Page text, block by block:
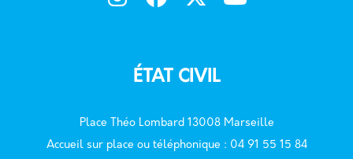
ÉTAT CIVIL
Place Théo Lombard 13008 Marseille
Accueil sur place ou téléphonique : 04 91 55 15 84